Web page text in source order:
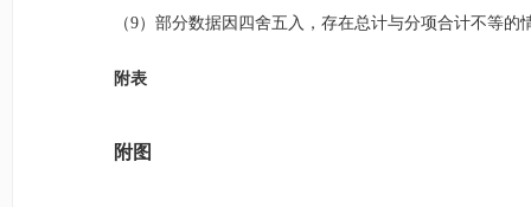
（9）部分数据因四舍五入，存在总计与分项合计不等的
附表
附图